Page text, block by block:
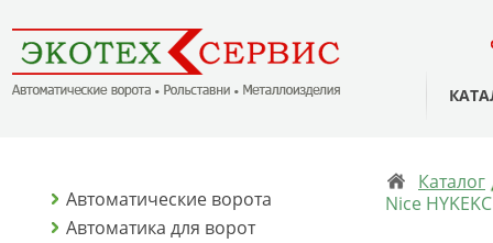
Автоматические ворота
Автоматика для ворот
Каталог
Nice